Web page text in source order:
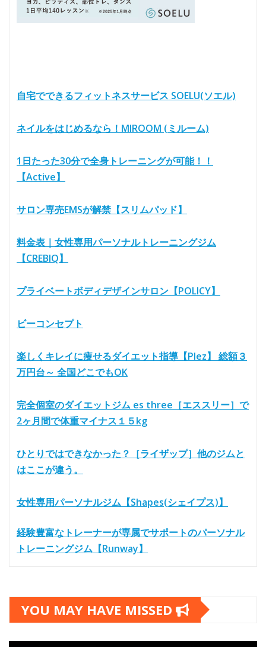
自宅でできるフィットネスサービス SOELU(ソエル)
ネイルをはじめるなら！MIROOM (ミルーム)
1日たった30分で全身トレーニングが可能！！
【Active】
サロン専売EMSが解禁【スリムパッド】
料金表｜女性専用パーソナルトレーニングジム
【CREBIQ】
プライベートボディデザインサロン【POLICY】
ビーコンセプト
楽しくキレイに痩せるダイエット指導【Plez】 総額３
万円台～ 全国どこでもOK
完全個室のダイエットジム es three［エススリー］で
2ヶ月間で体重マイナス１５kg
ひとりではできなかった？［ライザップ］他のジムと
はここが違う。
女性専用パーソナルジム【Shapes(シェイプス)】
経験豊富なトレーナーが専属でサポートのパーソナル
トレーニングジム【Runway】
YOU MAY HAVE MISSED